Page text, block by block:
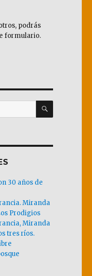
podrás
formulario.
BUSCAR
30 años de
Miranda
Prodigios
Miranda
tres ríos.